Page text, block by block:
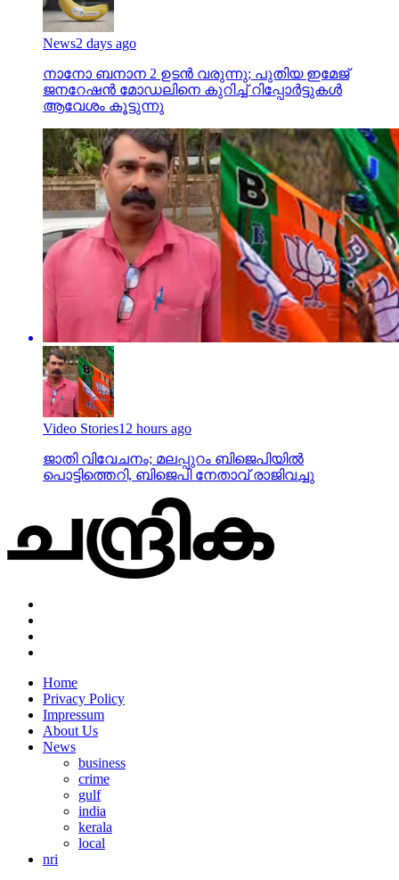
News2 days ago
നാനോ ബനാന 2 ഉടന്‍ വരുന്നു; പുതിയ ഇമേജ്
ജനറേഷന്‍ മോഡലിനെ കുറിച്ച് റിപ്പോര്‍ട്ടുകള്‍
ആവേശം കൂട്ടുന്നു
Video Stories12 hours ago
ജാതി വിവേചനം; മലപ്പുറം ബിജെപിയില്‍
പൊട്ടിത്തെറി, ബിജെപി നേതാവ് രാജിവച്ചു
Home
Privacy Policy
Impressum
About Us
News
business
crime
gulf
india
kerala
local
nri